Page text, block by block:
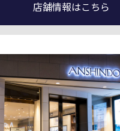
店舗情報はこちら